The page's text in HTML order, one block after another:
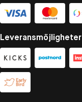
Leveransmöjligheter